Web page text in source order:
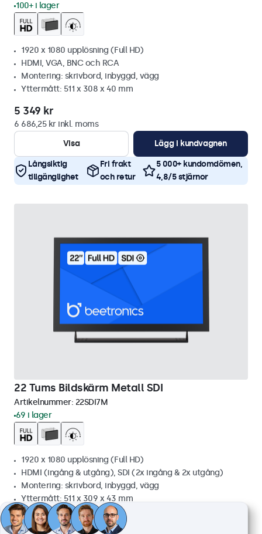
100+ i lager
1920 x 1080 upplösning (Full HD)
HDMI, VGA, BNC och RCA
Montering: skrivbord, inbyggd, vägg
Yttermått: 511 x 308 x 40 mm
5 349 kr
6 686,25 kr inkl. moms
Visa
Lägg i kundvagnen
Långsiktig
tillgänglighet
Fri frakt
och retur
5 000+ kundomdömen,
4,8/5 stjärnor
22 Tums Bildskärm Metall SDI
Artikelnummer: 22SDI7M
69 i lager
1920 x 1080 upplösning (Full HD)
HDMI (ingång & utgång), SDI (2x ingång & 2x utgång)
Montering: skrivbord, inbyggd, vägg
Yttermått: 511 x 309 x 43 mm
8 899 kr